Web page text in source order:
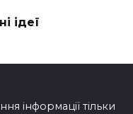
ідеї
інформації тільки